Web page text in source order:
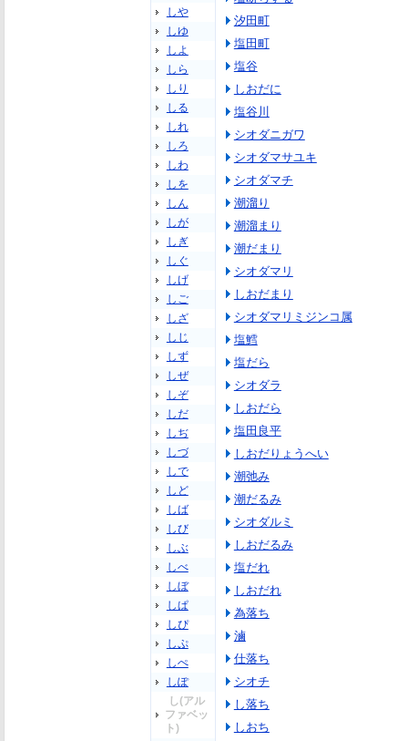
しや
しゆ
しよ
しら
しり
しる
しれ
しろ
しわ
しを
しん
しが
しぎ
しぐ
しげ
しご
しざ
しじ
しず
しぜ
しぞ
しだ
しぢ
しづ
しで
しど
しば
しび
しぶ
しべ
しぼ
しぱ
しぴ
しぷ
しぺ
しぽ
し(アル
ファベッ
ト)
汐田町
塩田町
塩谷
しおだに
塩谷川
シオダニガワ
シオダマサユキ
シオダマチ
潮溜り
潮溜まり
潮だまり
シオダマリ
しおだまり
シオダマリミジンコ属
塩鱈
塩だら
シオダラ
しおだら
塩田良平
しおだりょうへい
潮弛み
潮だるみ
シオダルミ
しおだるみ
塩だれ
しおだれ
為落ち
滷
仕落ち
シオチ
し落ち
しおち